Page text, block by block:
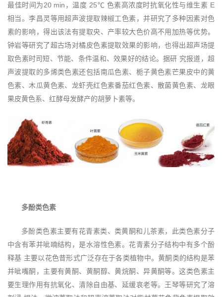
最佳时间为20 min，温度 25℃ 色素高浓度时抗氧化性与维生素 E
相当。李昌灵等用超声波提取辣椒工色素，并研究了多种因素对色
素的影响，得出该法有提取央、产率较大色价高不用加热等优势。
钟岩等研究了超古场对橘皮色素提取效果的影响，也得出超声场提
取色素时司短、节能、条件温和、效果好的结论。据研 究报道，超
声波提取的多烯类色素还包括南瓜色素、栀子黄色素芒果皮中的黄
色素、木瓜黄色素、龙虾壳红色素番茄红色素、散菌黄色素、龙眼
果皮黄色系、红酵母发酵产的胡萝卜素等。
多酚类色素
多酚类色素主要有花青素类、类黄酮和儿茶素，此类色素分子
中含有苯并呲喃结构，是水溶性色素。花青素分子结构中有多个酚
释基 主要以花色昔形式广泛存在于各类植物中。黄酮类的结构是苯
并呲嘴酮，主要有黄酮、黄酮醇、黄烷酮、异黄酮等。这类色素主
要生理作用有抗氧化、清除自由基、延缓哀老等。王琴等研究了溶